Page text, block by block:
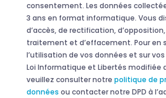
consentement. Les données
3 ans en format informatique. Vous
d’accès, de rectification,
traitement et d’effacement. Pour en
l’utilisation de vos données et sur
Loi Informatique et Libertés modifiée
veuillez consulter notre politique de
données ou contacter notre DPD à